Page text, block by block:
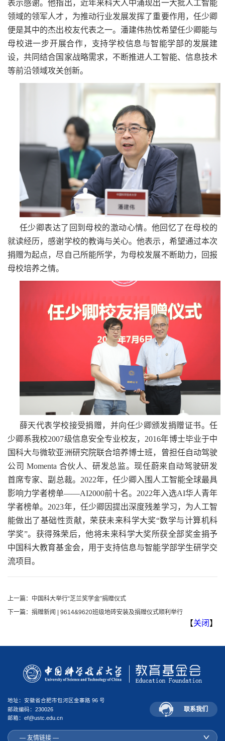
表示感谢。他指出，近年来科大人中涌现出一大批人工智能
领域的领军人才，为推动行业发展发挥了重要作用，任少卿
便是其中的杰出校友代表之一。潘建伟热忱希望任少卿能与
母校进一步开展合作，支持学校信息与智能学部的发展建
设，共同结合国家战略需求，不断推进人工智能、信息技术
等前沿领域攻关创新。
任少卿表达了回到母校的激动心情。他回忆了在母校的
就读经历，感谢学校的教诲与关心。他表示，希望通过本次
捐赠为起点，尽自己所能所学，为母校发展不断助力，回报
母校培养之情。
薛天代表学校接受捐赠，并向任少卿颁发捐赠证书。任
少卿系我校2007级信息安全专业校友，2016年博士毕业于中
国科大与微软亚洲研究院联合培养博士班，曾担任自动驾驶
公司 Momenta 合伙人、研发总监。现任蔚来自动驾驶研发
首席专家、副总裁。2022年，任少卿入围人工智能全球最具
影响力学者榜单——AI2000前十名。2022年入选AI华人青年
学者榜单。2023年，任少卿因提出深度残差学习，为人工智
能做出了基础性贡献，荣获未来科学大奖“数学与计算机科
学奖”。获得殊荣后，他将未来科学大奖所获全部奖金捐予
中国科大教育基金会，用于支持信息与智能学部学生研学交
流项目。
上一篇： 中国科大举行“芝兰奖学金”捐赠仪式
下一篇： 捐赠新闻 | 9614&9620班级地砖安装及捐赠仪式顺利举行
【关闭 】
地址：安徽省合肥市包河区金寨路 96 号
邮政编码：230026
邮箱：ef@ustc.edu.cn
联系我们
— 友情链接 —